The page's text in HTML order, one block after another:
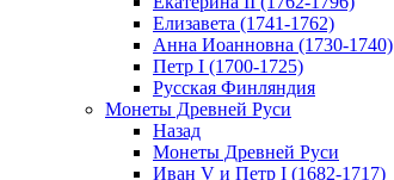
Елизавета (1741-1762)
Анна Иоанновна (1730-1740)
Петр I (1700-1725)
Русская Финляндия
Монеты Древней Руси
Назад
Монеты Древней Руси
Иван V и Петр I (1682-1717)